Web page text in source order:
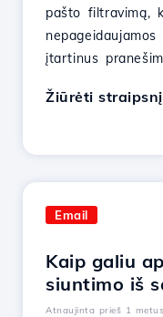
pašto filtravimą,
įtartinus
Žiūrėti straipsnį
Email
Kaip galiu
siuntimo iš
Atnaujinta prieš 1 metus